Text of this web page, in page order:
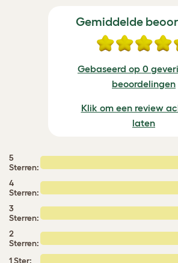
Gemiddelde
Gebaseerd op 0
beoordelingen
Klik om een review
laten
5
Sterren:
4
Sterren:
3
Sterren:
2
Sterren:
1 Ster: